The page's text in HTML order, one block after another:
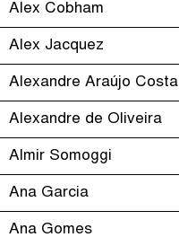
Alex Cobham
Alex Jacquez
Alexandre Araújo Costa
Alexandre de Oliveira
Almir Somoggi
Ana Garcia
Ana Gomes